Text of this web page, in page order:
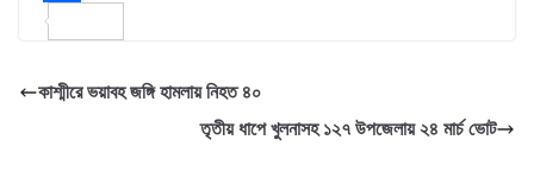
b
o
t
e
a
s
m
i
a
কাশ্মীরে ভয়াবহ জঙ্গি হামলায় নিহত ৪০
তৃতীয় ধাপে খুলনাসহ ১২৭ উপজেলায় ২৪ মার্চ ভোট